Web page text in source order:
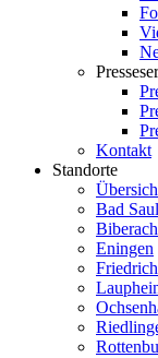
Kontakt
Standorte
Bad
Biberach
Eningen